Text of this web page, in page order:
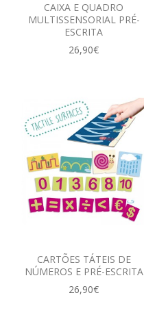
CAIXA E QUADRO
MULTISSENSORIAL PRÉ-
ESCRITA
26,90€
CARTÕES TÁTEIS DE
NÚMEROS E PRÉ-ESCRITA
26,90€